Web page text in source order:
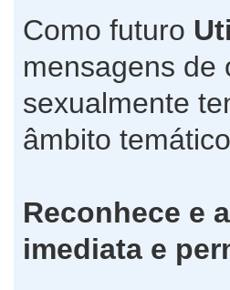
Como futuro
mensagens de
sexualmente
âmbito
Reconhece e
imediata e